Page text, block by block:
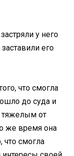
у него
его
что смогла
до суда и
тяжелым от
же время она
что смогла